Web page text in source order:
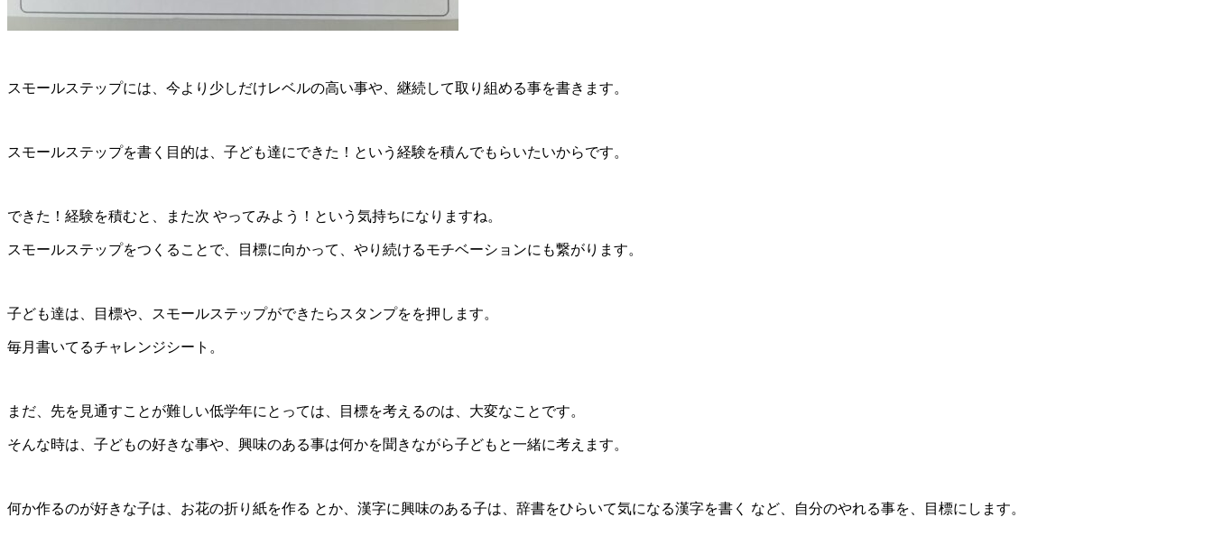
スモールステップには、今より少しだけレベルの高い事や、継続して取り組める事を書きます。
スモールステップを書く目的は、子ども達にできた！という経験を積んでもらいたいからです。
できた！経験を積むと、また次 やってみよう！という気持ちになりますね。
スモールステップをつくることで、目標に向かって、やり続けるモチベーションにも繋がります。
子ども達は、目標や、スモールステップができたらスタンプをを押します。
毎月書いてるチャレンジシート。
まだ、先を見通すことが難しい低学年にとっては、目標を考えるのは、大変なことです。
そんな時は、子どもの好きな事や、興味のある事は何かを聞きながら子どもと一緒に考えます。
何か作るのが好きな子は、お花の折り紙を作る とか、漢字に興味のある子は、辞書をひらいて気になる漢字を書く など、自分のやれる事を、目標にします。